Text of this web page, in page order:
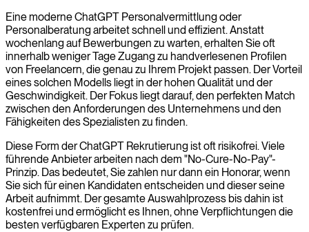
Eine moderne ChatGPT Personalvermittlung oder
Personalberatung arbeitet schnell und effizient. Anstatt
wochenlang auf Bewerbungen zu warten, erhalten Sie oft
innerhalb weniger Tage Zugang zu handverlesenen Profilen
von Freelancern, die genau zu Ihrem Projekt passen. Der Vorteil
eines solchen Modells liegt in der hohen Qualität und der
Geschwindigkeit. Der Fokus liegt darauf, den perfekten Match
zwischen den Anforderungen des Unternehmens und den
Fähigkeiten des Spezialisten zu finden.
Diese Form der ChatGPT Rekrutierung ist oft risikofrei. Viele
führende Anbieter arbeiten nach dem "No-Cure-No-Pay"-
Prinzip. Das bedeutet, Sie zahlen nur dann ein Honorar, wenn
Sie sich für einen Kandidaten entscheiden und dieser seine
Arbeit aufnimmt. Der gesamte Auswahlprozess bis dahin ist
kostenfrei und ermöglicht es Ihnen, ohne Verpflichtungen die
besten verfügbaren Experten zu prüfen.